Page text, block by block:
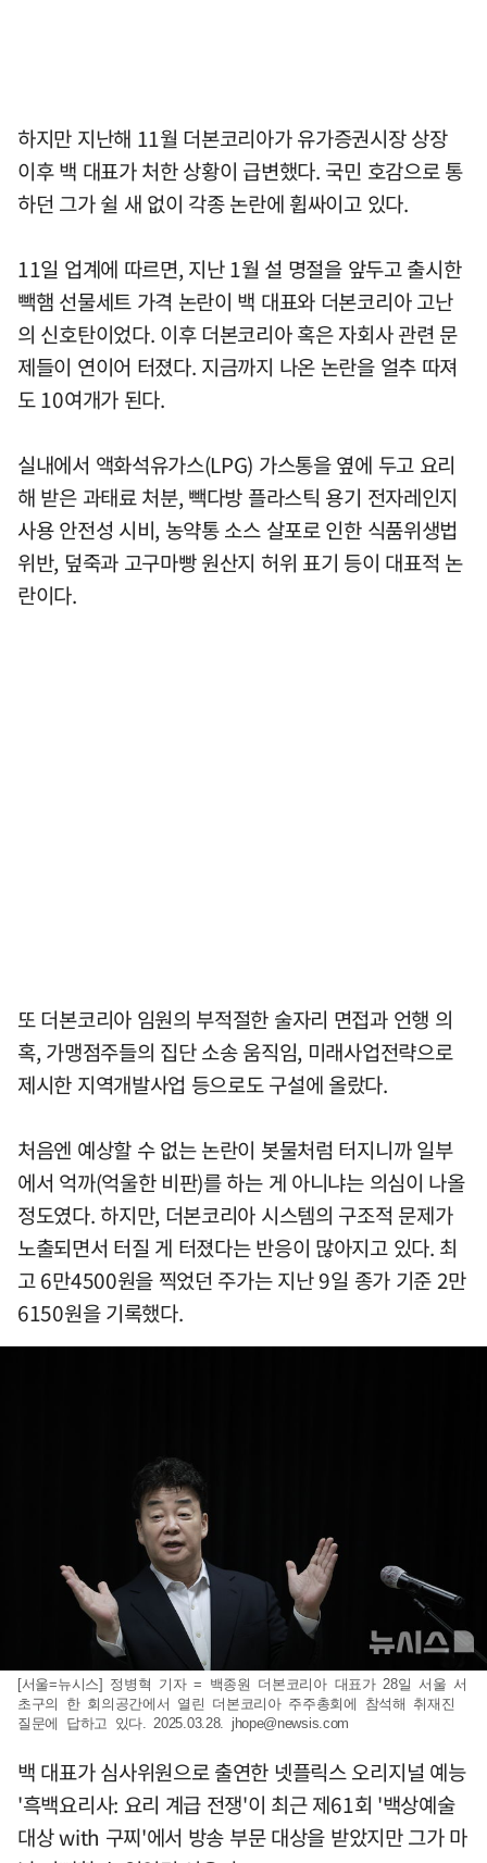
하지만 지난해 11월 더본코리아가 유가증권시장 상장
이후 백 대표가 처한 상황이 급변했다. 국민 호감으로 통
하던 그가 쉴 새 없이 각종 논란에 휩싸이고 있다.
11일 업계에 따르면, 지난 1월 설 명절을 앞두고 출시한
빽햄 선물세트 가격 논란이 백 대표와 더본코리아 고난
의 신호탄이었다. 이후 더본코리아 혹은 자회사 관련 문
제들이 연이어 터졌다. 지금까지 나온 논란을 얼추 따져
도 10여개가 된다.
실내에서 액화석유가스(LPG) 가스통을 옆에 두고 요리
해 받은 과태료 처분, 빽다방 플라스틱 용기 전자레인지
사용 안전성 시비, 농약통 소스 살포로 인한 식품위생법
위반, 덮죽과 고구마빵 원산지 허위 표기 등이 대표적 논
란이다.
또 더본코리아 임원의 부적절한 술자리 면접과 언행 의
혹, 가맹점주들의 집단 소송 움직임, 미래사업전략으로
제시한 지역개발사업 등으로도 구설에 올랐다.
처음엔 예상할 수 없는 논란이 봇물처럼 터지니까 일부
에서 억까(억울한 비판)를 하는 게 아니냐는 의심이 나올
정도였다. 하지만, 더본코리아 시스템의 구조적 문제가
노출되면서 터질 게 터졌다는 반응이 많아지고 있다. 최
고 6만4500원을 찍었던 주가는 지난 9일 종가 기준 2만
6150원을 기록했다.
[서울=뉴시스] 정병혁 기자 = 백종원 더본코리아 대표가 28일 서울 서
초구의 한 회의공간에서 열린 더본코리아 주주총회에 참석해 취재진
질문에 답하고 있다. 2025.03.28. jhope@newsis.com
백 대표가 심사위원으로 출연한 넷플릭스 오리지널 예능
'흑백요리사: 요리 계급 전쟁'이 최근 제61회 '백상예술
대상 with 구찌'에서 방송 부문 대상을 받았지만 그가 마